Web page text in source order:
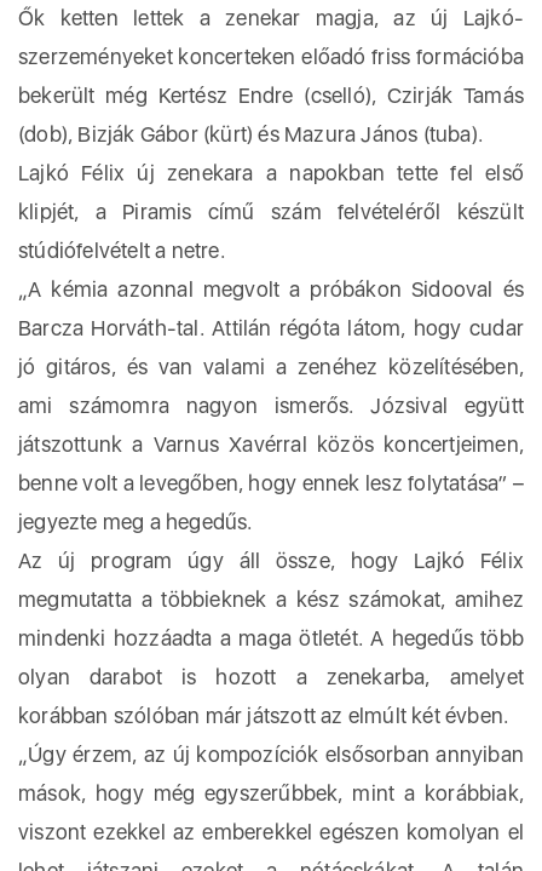
Ők ketten lettek a zenekar magja, az új Lajkó-
szerzeményeket koncerteken előadó friss formációba
bekerült még Kertész Endre (cselló), Czirják Tamás
(dob), Bizják Gábor (kürt) és Mazura János (tuba).
Lajkó Félix új zenekara a napokban tette fel első
klipjét, a Piramis című szám felvételéről készült
stúdiófelvételt a netre.
„A kémia azonnal megvolt a próbákon Sidooval és
Barcza Horváth-tal. Attilán régóta látom, hogy cudar
jó gitáros, és van valami a zenéhez közelítésében,
ami számomra nagyon ismerős. Józsival együtt
játszottunk a Varnus Xavérral közös koncertjeimen,
benne volt a levegőben, hogy ennek lesz folytatása” –
jegyezte meg a hegedűs.
Az új program úgy áll össze, hogy Lajkó Félix
megmutatta a többieknek a kész számokat, amihez
mindenki hozzáadta a maga ötletét. A hegedűs több
olyan darabot is hozott a zenekarba, amelyet
korábban szólóban már játszott az elmúlt két évben.
„Úgy érzem, az új kompozíciók elsősorban annyiban
mások, hogy még egyszerűbbek, mint a korábbiak,
viszont ezekkel az emberekkel egészen komolyan el